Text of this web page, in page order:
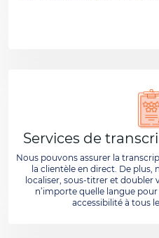
Services de
Nous pouvons assurer la
la clientèle en direct. De plus,
localiser, sous-titrer et
n’importe quelle langue
accessibilité à tous